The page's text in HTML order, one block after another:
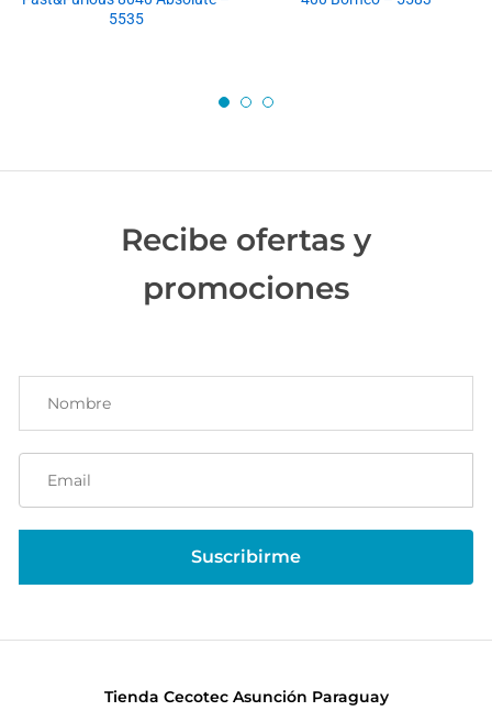
5535
Recibe ofertas y
promociones
Tienda Cecotec Asunción Paraguay